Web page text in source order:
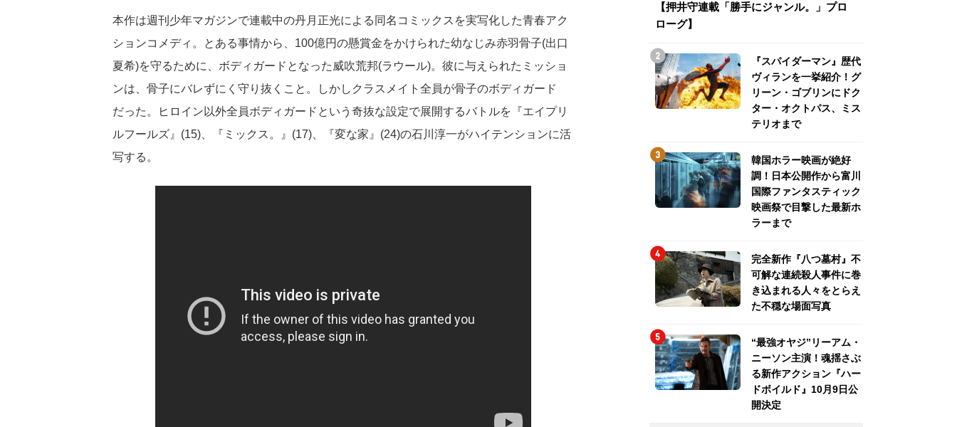
本作は週刊少年マガジンで連載中の丹月正光による同名コミックスを実写化した青春アク
ションコメディ。とある事情から、100億円の懸賞金をかけられた幼なじみ赤羽骨子(出口
夏希)を守るために、ボディガードとなった威吹荒邦(ラウール)。彼に与えられたミッショ
ンは、骨子にバレずにく守り抜くこと。しかしクラスメイト全員が骨子のボディガード
だった。ヒロイン以外全員ボディガードという奇抜な設定で展開するバトルを『エイプリ
ルフールズ』(15)、『ミックス。』(17)、『変な家』(24)の石川淳一がハイテンションに活
写する。
【押井守連載「勝手にジャンル。」プロ
ローグ】
『スパイダーマン』歴代
ヴィランを一挙紹介！グ
リーン・ゴブリンにドク
ター・オクトパス、ミス
テリオまで
韓国ホラー映画が絶好
調！日本公開作から富川
国際ファンタスティック
映画祭で目撃した最新ホ
ラーまで
完全新作『八つ墓村』不
可解な連続殺人事件に巻
き込まれる人々をとらえ
た不穏な場面写真
“最強オヤジ”リーアム・
ニーソン主演！魂揺さぶ
る新作アクション『ハー
ドボイルド』10月9日公
開決定